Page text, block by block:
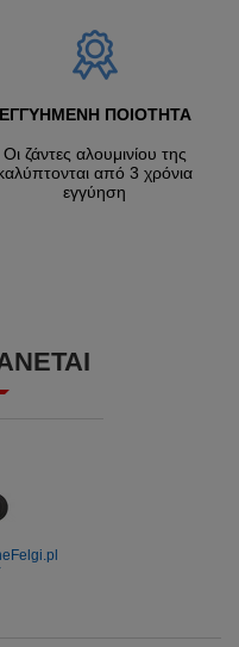
ΕΓΓΥΗΜΕΝΗ ΠΟΙΟΤΗΤΑ
Οι ζάντες αλουμινίου της
από 3 χρόνια
εγγύηση